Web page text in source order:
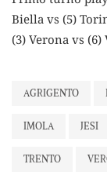
Biella vs (5)
(3) Verona vs (6)
AGRIGENTO
IMOLA JESI
TRENTO